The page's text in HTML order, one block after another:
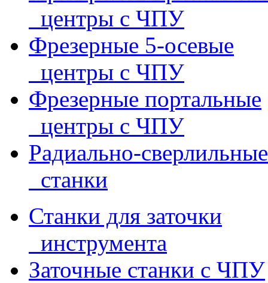
центры с ЧПУ
Фрезерные 5-осевые
центры с ЧПУ
Фрезерные портальные
центры с ЧПУ
Радиально-сверлильные
станки
Станки для заточки
инструмента
Заточные станки с ЧПУ